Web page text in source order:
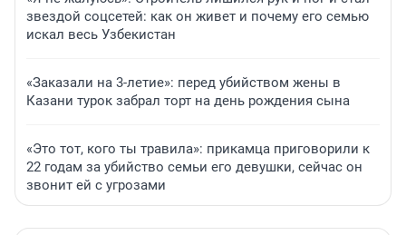
звездой соцсетей: как он живет и почему его семью
искал весь Узбекистан
«Заказали на 3-летие»: перед убийством жены в
Казани турок забрал торт на день рождения сына
«Это тот, кого ты травила»: прикамца приговорили к
22 годам за убийство семьи его девушки, сейчас он
звонит ей с угрозами